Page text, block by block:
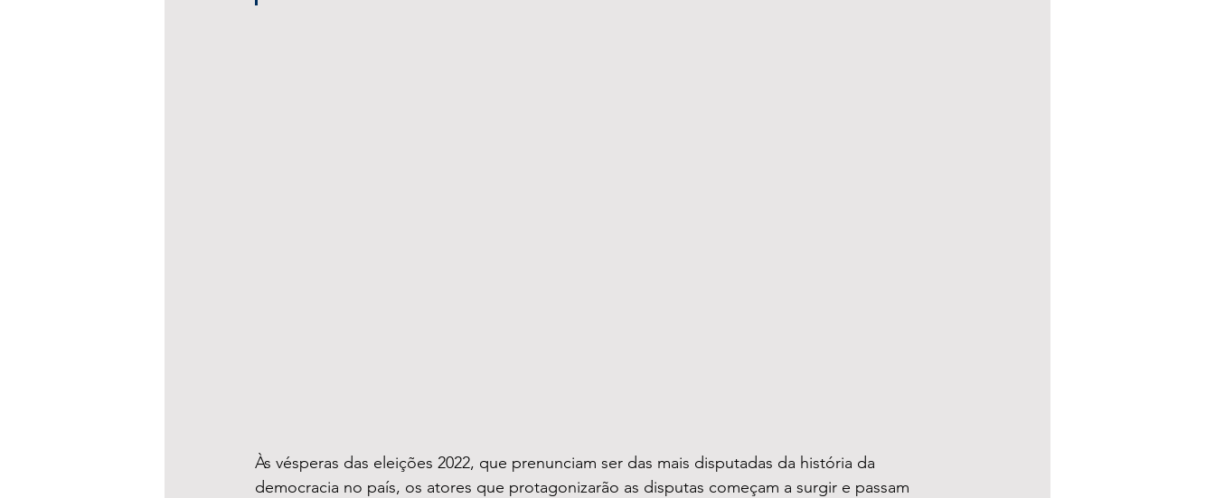
Às vésperas das eleições 2022, que prenunciam ser das mais disputadas da história da
democracia no país, os atores que protagonizarão as disputas começam a surgir e passam